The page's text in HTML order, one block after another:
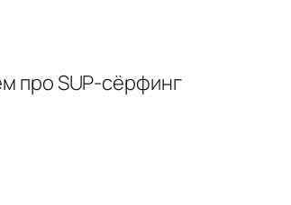
про SUP-сёрфинг